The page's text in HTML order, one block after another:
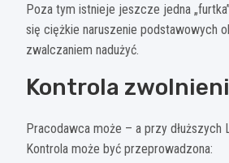
Poza tym istnieje jeszcze jedna
się ciężkie naruszenie podstawowych
zwalczaniem nadużyć.
Kontrola
Pracodawca może – a przy
Kontrola może być przeprowadzona: